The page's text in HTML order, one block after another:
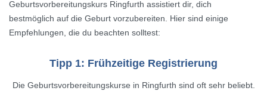
Geburtsvorbereitungskurs Ringfurth assistiert dir, dich
bestmöglich auf die Geburt vorzubereiten. Hier sind einige
Empfehlungen, die du beachten solltest:
Tipp 1: Frühzeitige Registrierung
Die Geburtsvorbereitungskurse in Ringfurth sind oft sehr beliebt.